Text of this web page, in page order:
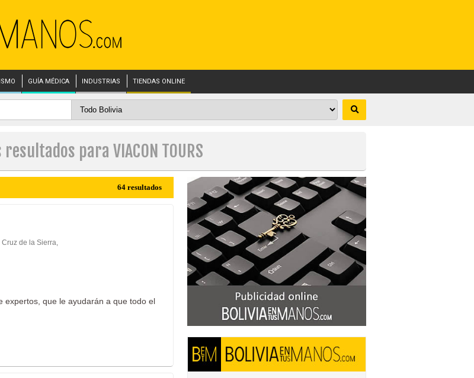
GUÍA MÉDICA INDUSTRIAS TIENDAS ONLINE
resultados para VIACON TOURS
64 resultados
Cruz de la Sierra,
expertos, que le ayudarán a que todo el